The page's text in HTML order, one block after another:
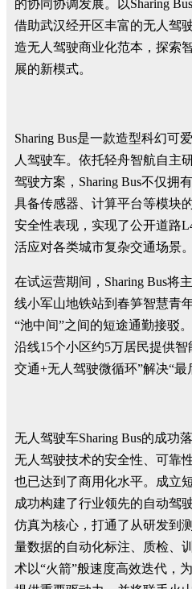
的协同协调发展。以Sharing
借助武汉经开区丰富的无人驾
造无人驾驶商业化范本，探索
展的新模式。
Sharing Bus是一款造型科幻可
人驾驶车。依托轻舟智航自主
驾驶方案，Sharing Bus不仅拥
具备传感器、计算平台等模块
安全性表现，实现了公开道路
活应对各类城市复杂交通场景。
在试运营期间，Sharing Bus将
线小军山地铁站到春笋智慧青
“池中间”之间的短途通勤接驳
沿线15个小区约5万居民提供
交通+无人驾驶微循环”解决“最
无人驾驶车Sharing Bus的成功
无人驾驶技术的安全性、可靠
也已达到了商用化水平。成立
成功构建了行业领先的自动驾
仿真为核心，打通了从研发到
量数据的自动化标注、质检、
术以“火箭”般速度高效迭代，